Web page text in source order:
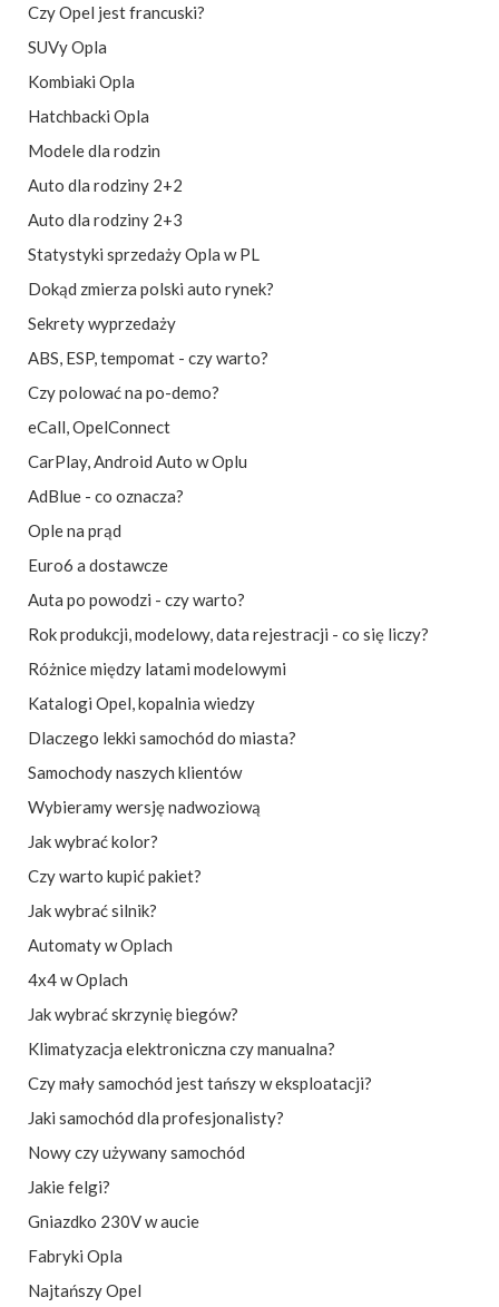
Czy Opel jest francuski?
SUVy Opla
Kombiaki Opla
Hatchbacki Opla
Modele dla rodzin
Auto dla rodziny 2+2
Auto dla rodziny 2+3
Statystyki sprzedaży Opla w PL
Dokąd zmierza polski auto rynek?
Sekrety wyprzedaży
ABS, ESP, tempomat - czy warto?
Czy polować na po-demo?
eCall,OpelConnect
CarPlay, Android Auto w Oplu
AdBlue - co oznacza?
Ople na prąd
Euro6 a dostawcze
Auta po powodzi - czy warto?
Rok produkcji, modelowy, data rejestracji - co się liczy?
Różnice między latami modelowymi
Katalogi Opel, kopalnia wiedzy
Dlaczego lekki samochód do miasta?
Samochody naszych klientów
Wybieramy wersję nadwoziową
Jak wybrać kolor?
Czy warto kupić pakiet?
Jak wybrać silnik?
Automaty w Oplach
4x4 w Oplach
Jak wybrać skrzynię biegów?
Klimatyzacja elektroniczna czy manualna?
Czy mały samochód jest tańszy w eksploatacji?
Jaki samochód dla profesjonalisty?
Nowy czy używany samochód
Jakie felgi?
Gniazdko 230V w aucie
Fabryki Opla
Najtańszy Opel